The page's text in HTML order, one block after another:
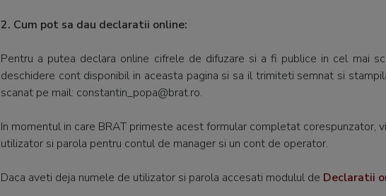
2. Cum pot sa dau declaratii online:
Pentru a putea declara online cifrele de difuzare si a fi publice in cel mai
deschidere cont disponibil in aceasta pagina si sa il trimiteti semnat si
scanat pe mail: constantin_popa@brat.ro.
In momentul in care BRAT primeste acest formular completat corespunzator,
utilizator si parola pentru contul de manager si un cont de operator.
Daca aveti deja numele de utilizator si parola accesati modulul de Declaratii